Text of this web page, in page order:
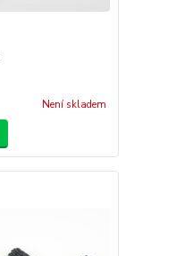
Není skladem